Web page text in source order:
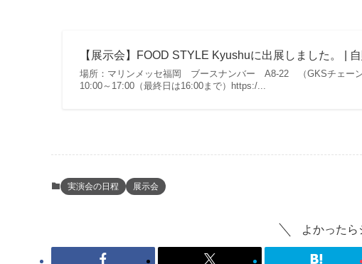
【展示会】FOOD STYLE Kyushuに出展しました。 |
場所：マリンメッセ福岡 ブースナンバー A8-22 （GKSチェー
10:00～17:00（最終日は16:00まで）https:/...
実演会の日程 展示会
よかったら